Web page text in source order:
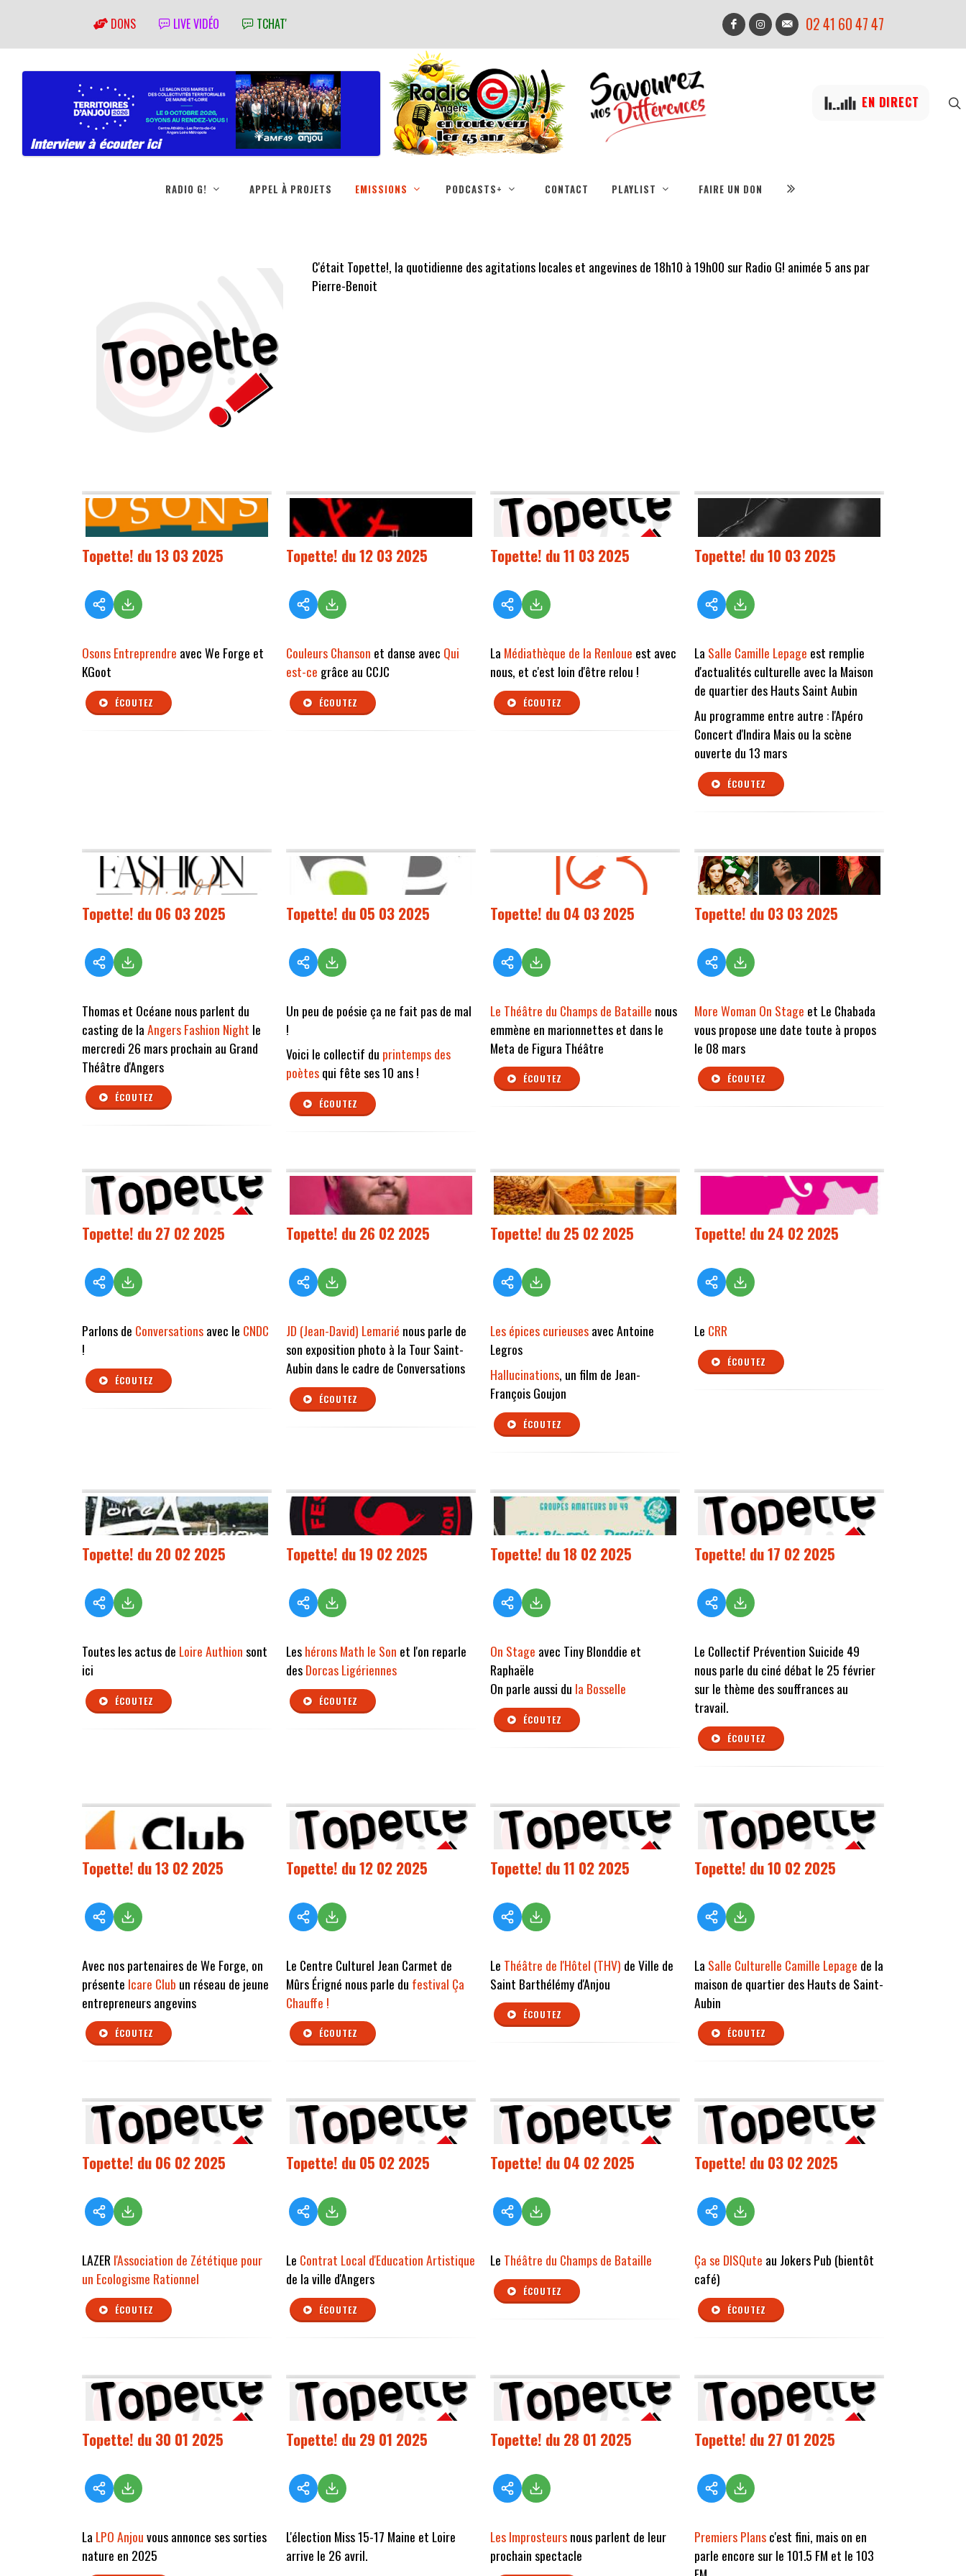
DONS LIVE VIDÉO TCHAT' 02 41 60 47 47
EN DIRECT
RADIO G! APPEL À PROJETS EMISSIONS PODCASTS+ CONTACT PLAYLIST FAIRE UN DON
C'était Topette!, la quotidienne des agitations locales et angevines de 18h10 à 19h00 sur Radio G! animée 5 ans par
Pierre-Benoit
Topette! du 13 03 2025
Osons Entreprendre avec We Forge et
KGoot
ÉCOUTEZ
Topette! du 12 03 2025
Couleurs Chanson et danse avec Qui
est-ce grâce au CCJC
ÉCOUTEZ
Topette! du 11 03 2025
La Médiathèque de la Renloue est avec
nous, et c'est loin d'être relou !
ÉCOUTEZ
Topette! du 10 03 2025
La Salle Camille Lepage est remplie
d'actualités culturelle avec la Maison
de quartier des Hauts Saint Aubin
Au programme entre autre : l'Apéro
Concert d'Indira Mais ou la scène
ouverte du 13 mars
ÉCOUTEZ
Topette! du 06 03 2025
Thomas et Océane nous parlent du
casting de laAngers Fashion Night le
mercredi 26 mars prochain au Grand
Théâtre d'Angers
ÉCOUTEZ
Topette! du 05 03 2025
Un peu de poésie ça ne fait pas de mal
!
Voici le collectif du printemps des
poètesqui fête ses 10 ans !
ÉCOUTEZ
Topette! du 04 03 2025
Le Théâtre du Champs de Bataille nous
emmène en marionnettes et dans le
Meta de Figura Théâtre
ÉCOUTEZ
Topette! du 03 03 2025
More Woman On Stage et Le Chabada
vous propose une date toute à propos
le 08 mars
ÉCOUTEZ
Topette! du 27 02 2025
Parlons de Conversationsavec le CNDC
!
ÉCOUTEZ
Topette! du 26 02 2025
JD (Jean-David) Lemarié nous parle de
son exposition photo à la Tour Saint-
Aubin dans le cadre de Conversations
ÉCOUTEZ
Topette! du 25 02 2025
Les épices curieusesavec Antoine
Legros
Hallucinations, un film de Jean-
François Goujon
ÉCOUTEZ
Topette! du 24 02 2025
Le CRR
ÉCOUTEZ
Topette! du 20 02 2025
Toutes les actus de Loire Authionsont
ici
ÉCOUTEZ
Topette! du 19 02 2025
Leshérons Math le Son et l'on reparle
desDorcas Ligériennes
ÉCOUTEZ
Topette! du 18 02 2025
On Stage avec Tiny Blonddie et
Raphaële
On parle aussi du la Bosselle
ÉCOUTEZ
Topette! du 17 02 2025
Le Collectif Prévention Suicide 49
nous parle du ciné débat le 25 février
sur le thème des souffrances au
travail.
ÉCOUTEZ
Topette! du 13 02 2025
Avec nos partenaires de We Forge, on
présente Icare Club un réseau de jeune
entrepreneurs angevins
ÉCOUTEZ
Topette! du 12 02 2025
Le Centre Culturel Jean Carmet de
Mûrs Érigné nous parle du festival Ça
Chauffe !
ÉCOUTEZ
Topette! du 11 02 2025
Le Théâtre de l'Hôtel (THV) de Ville de
Saint Barthélémy d'Anjou
ÉCOUTEZ
Topette! du 10 02 2025
La Salle Culturelle Camille Lepage de la
maison de quartier des Hauts de Saint-
Aubin
ÉCOUTEZ
Topette! du 06 02 2025
LAZERl'Association de Zététique pour
un Ecologisme Rationnel
ÉCOUTEZ
Topette! du 05 02 2025
Le Contrat Local d'Education Artistique
de la ville d'Angers
ÉCOUTEZ
Topette! du 04 02 2025
Le Théâtre du Champs de Bataille
ÉCOUTEZ
Topette! du 03 02 2025
Ça se DISQute au Jokers Pub (bientôt
café)
ÉCOUTEZ
Topette! du 30 01 2025
La LPO Anjouvous annonce ses sorties
nature en 2025
Topette! du 29 01 2025
L'élection Miss 15-17 Maine et Loire
arrive le 26 avril.
Topette! du 28 01 2025
Les Improsteursnous parlent de leur
prochain spectacle
Topette! du 27 01 2025
Premiers Plansc'est fini, mais on en
parle encore sur le 101.5 FM et le 103